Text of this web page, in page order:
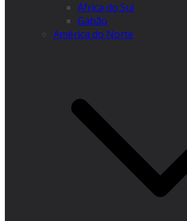
África do Sul
Gabão
América do Norte